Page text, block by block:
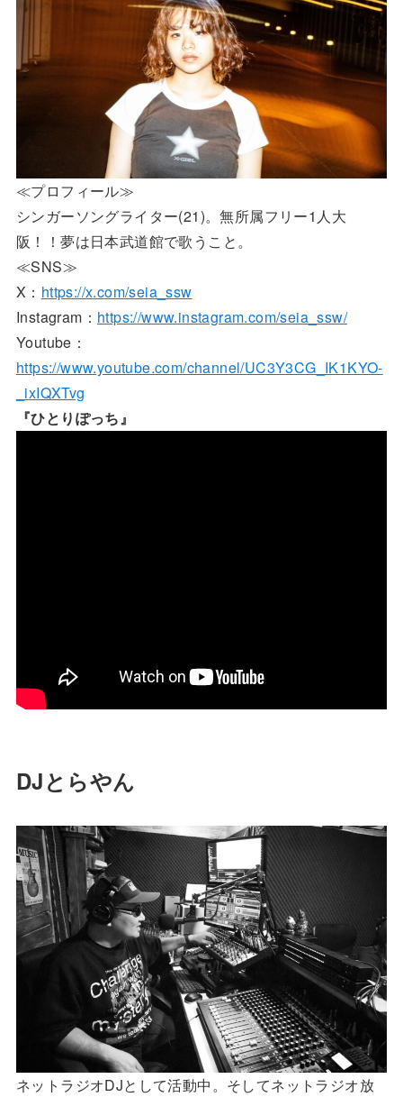
≪プロフィール≫
シンガーソングライター(21)。無所属フリー1人大
阪！！夢は日本武道館で歌うこと。
≪SNS≫
X： https://x.com/seia_ssw
Instagram： https://www.instagram.com/seia_ssw/
Youtube：
https://www.youtube.com/channel/UC3Y3CG_IK1KYO-
_ixIQXTvg
『ひとりぽっち』
DJとらやん
ネットラジオDJとして活動中。そしてネットラジオ放